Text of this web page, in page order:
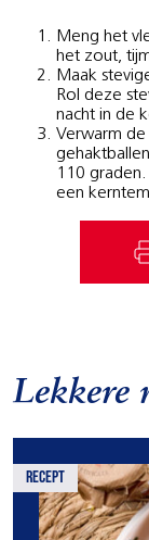
Meng het
het zout,
Maak
Rol deze
nacht in de
Verwarm
110
een
Lekkere
recept